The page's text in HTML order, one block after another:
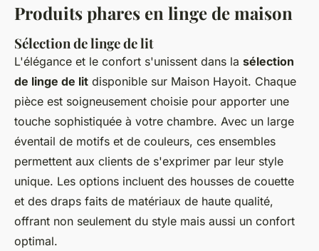
Produits phares en linge de maison
Sélection de linge de lit
L'élégance et le confort s'unissent dans la sélection
de linge de lit disponible sur Maison Hayoit. Chaque
pièce est soigneusement choisie pour apporter une
touche sophistiquée à votre chambre. Avec un large
éventail de motifs et de couleurs, ces ensembles
permettent aux clients de s'exprimer par leur style
unique. Les options incluent des housses de couette
et des draps faits de matériaux de haute qualité,
offrant non seulement du style mais aussi un confort
optimal.